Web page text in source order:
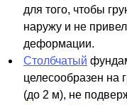
для того, чтобы
наружу и не
деформации.
Столбчатый
целесообразен на
(до 2 м), не